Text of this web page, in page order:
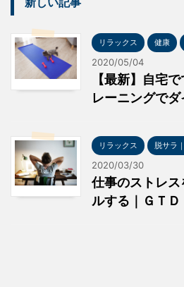
リラックス 健康
2020/05/04
【最新】自宅
レーニングで
リラックス 脱サラ
2020/03/30
仕事のストレ
ルする｜ＧＴＤ